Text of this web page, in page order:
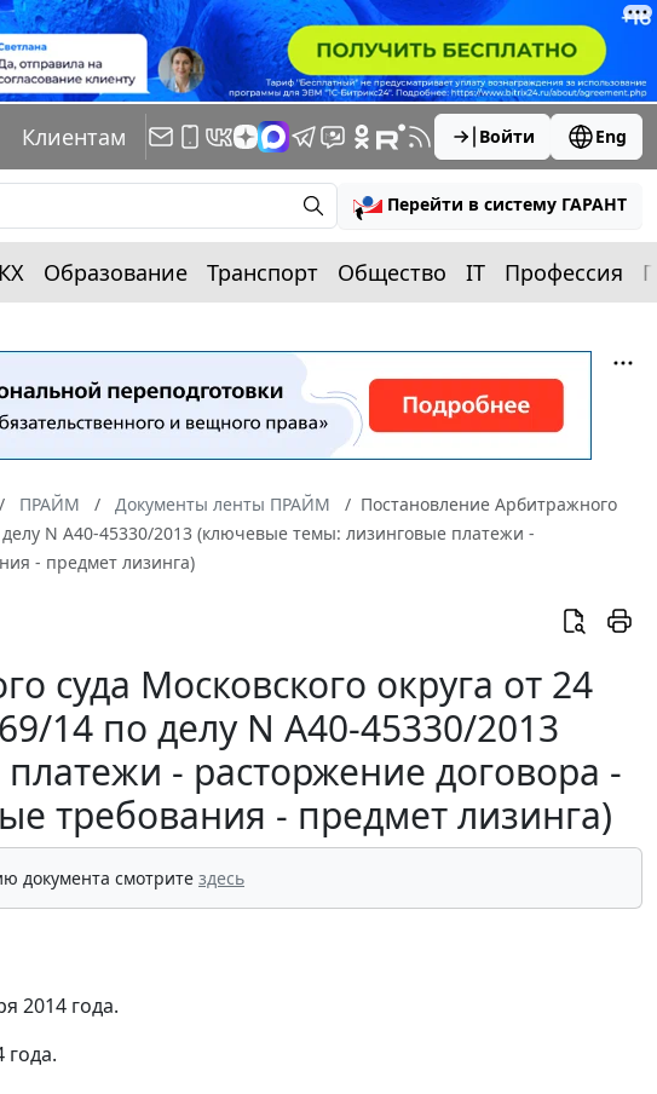
Клиентам Войти Eng
Перейти в систему ГАРАНТ
Образование Транспорт Общество IT Профессия
ПРАЙМ Документы ленты ПРАЙМ
Постановление Арбитражного
делу N А40-45330/2013 (ключевые темы: лизинговые платежи -
- предмет лизинга)
суда Московского округа от 24
14 по делу N А40-45330/2013
- расторжение договора -
требования - предмет лизинга)
документа смотрите здесь
2014 года.
года.